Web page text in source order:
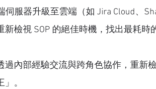
伺服器升級至雲端（如 Jira Cloud、
檢視 SOP 的絕佳時機，找出最耗時
過內部經驗交流與跨角色協作，重新
。